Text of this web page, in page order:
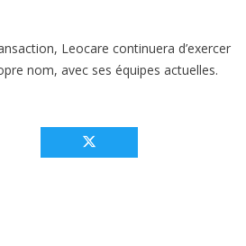
Leocare continuera d’exercer
nom, avec ses équipes actuelles.